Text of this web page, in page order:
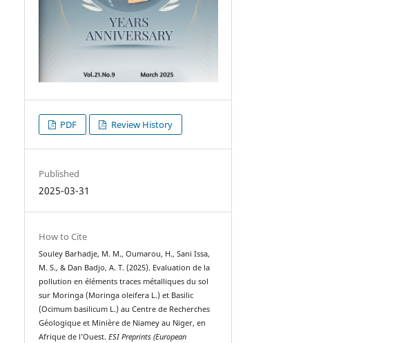
PDF Review History
Published
2025-03-31
How to Cite
Souley Barhadje, M. M., Oumarou, H., Sani Issa,
M. S., & Dan Badjo, A. T. (2025). Evaluation de la
pollution en éléments traces métalliques du sol
sur Moringa (Moringa oleifera L.) et Basilic
(Ocimum basilicum L.) au Centre de Recherches
Géologique et Minière de Niamey au Niger, en
Afrique de l’Ouest.ESI Preprints (European